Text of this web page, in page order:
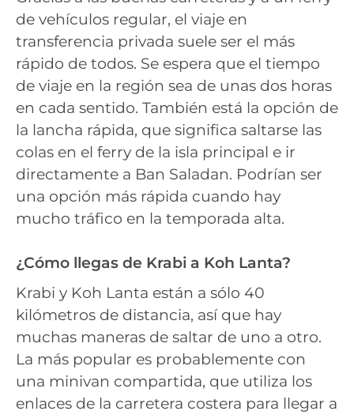
de vehículos regular, el viaje en
transferencia privada suele ser el más
rápido de todos. Se espera que el tiempo
de viaje en la región sea de unas dos horas
en cada sentido. También está la opción de
la lancha rápida, que significa saltarse las
colas en el ferry de la isla principal e ir
directamente a Ban Saladan. Podrían ser
una opción más rápida cuando hay
mucho tráfico en la temporada alta.
¿Cómo llegas de Krabi a Koh Lanta?
Krabi y Koh Lanta están a sólo 40
kilómetros de distancia, así que hay
muchas maneras de saltar de uno a otro.
La más popular es probablemente con
una minivan compartida, que utiliza los
enlaces de la carretera costera para llegar a